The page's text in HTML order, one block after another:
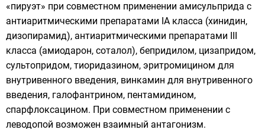
«пируэт» при совместном применении амисульприда с
антиаритмическими препаратами IА класса (хинидин,
дизопирамид), антиаритмическими препаратами III
класса (амиодарон, соталол), бепридилом, цизапридом,
сультопридом, тиоридазином, эритромицином для
внутривенного введения, винкамин для внутривенного
введения, галофантрином, пентамидином,
спарфлоксацином. При совместном применении с
леводопой возможен взаимный антагонизм.